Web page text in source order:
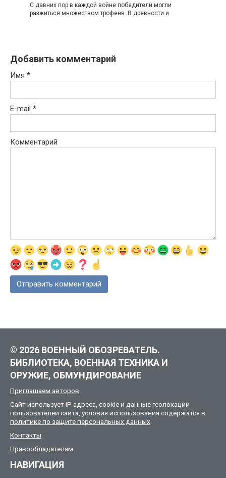
С давних пор в каждой войне победители могли
разжиться множеством трофеев. В древности и
Добавить комментарий
Имя *
E-mail *
Комментарий
© 2026 ВОЕННЫЙ ОБОЗРЕВАТЕЛЬ.
БИБЛИОТЕКА, ВОЕННАЯ ТЕХНИКА И
ОРУЖИЕ, ОБМУНДИРОВАНИЕ
Приглашаем авторов
Сайт использует IP адреса, cookie и данные геолокации
пользователей сайта, условия использования содержатся в
политике по защите персональных данных
Контакты
Правообладателям
НАВИГАЦИЯ